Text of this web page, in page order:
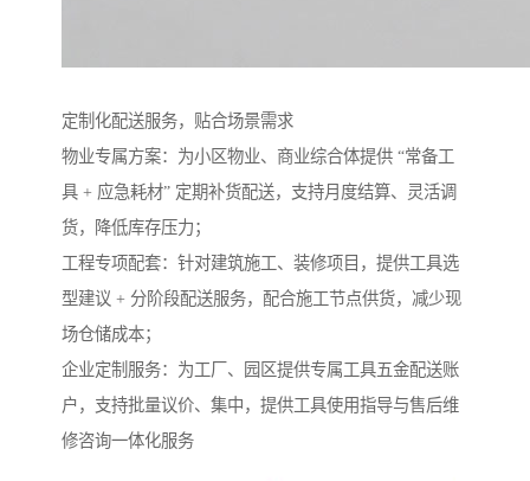
定制化配送服务，贴合场景需求​
物业专属方案：为小区物业、商业综合体提供 “常备工
具 + 应急耗材” 定期补货配送，支持月度结算、灵活调
货，降低库存压力；​
工程专项配套：针对建筑施工、装修项目，提供工具选
型建议 + 分阶段配送服务，配合施工节点供货，减少现
场仓储成本；​
企业定制服务：为工厂、园区提供专属工具五金配送账
户，支持批量议价、集中，提供工具使用指导与售后维
修咨询一体化服务